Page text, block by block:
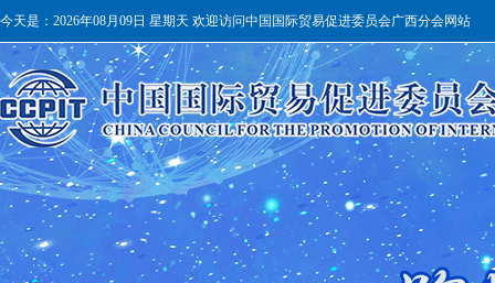
今天是： 2026年08月09日 星期天 欢迎访问中国国际贸易促进委员会广西分会网站